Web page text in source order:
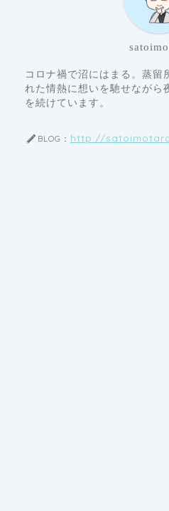
コロナ禍で沼にはまる。蒸留
れた情熱に想いを馳せながら
を続けています。
BLOG： http://